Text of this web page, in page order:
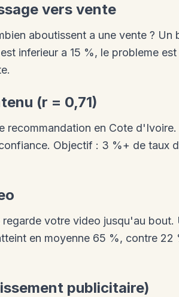
vers vente
aboutissent a une vente ?
inferieur a 15 %, le probleme
(r = 0,71)
recommandation en Cote
Objectif : 3 %+ de taux
votre video jusqu'au
en moyenne 65 %, contre 22
publicitaire)